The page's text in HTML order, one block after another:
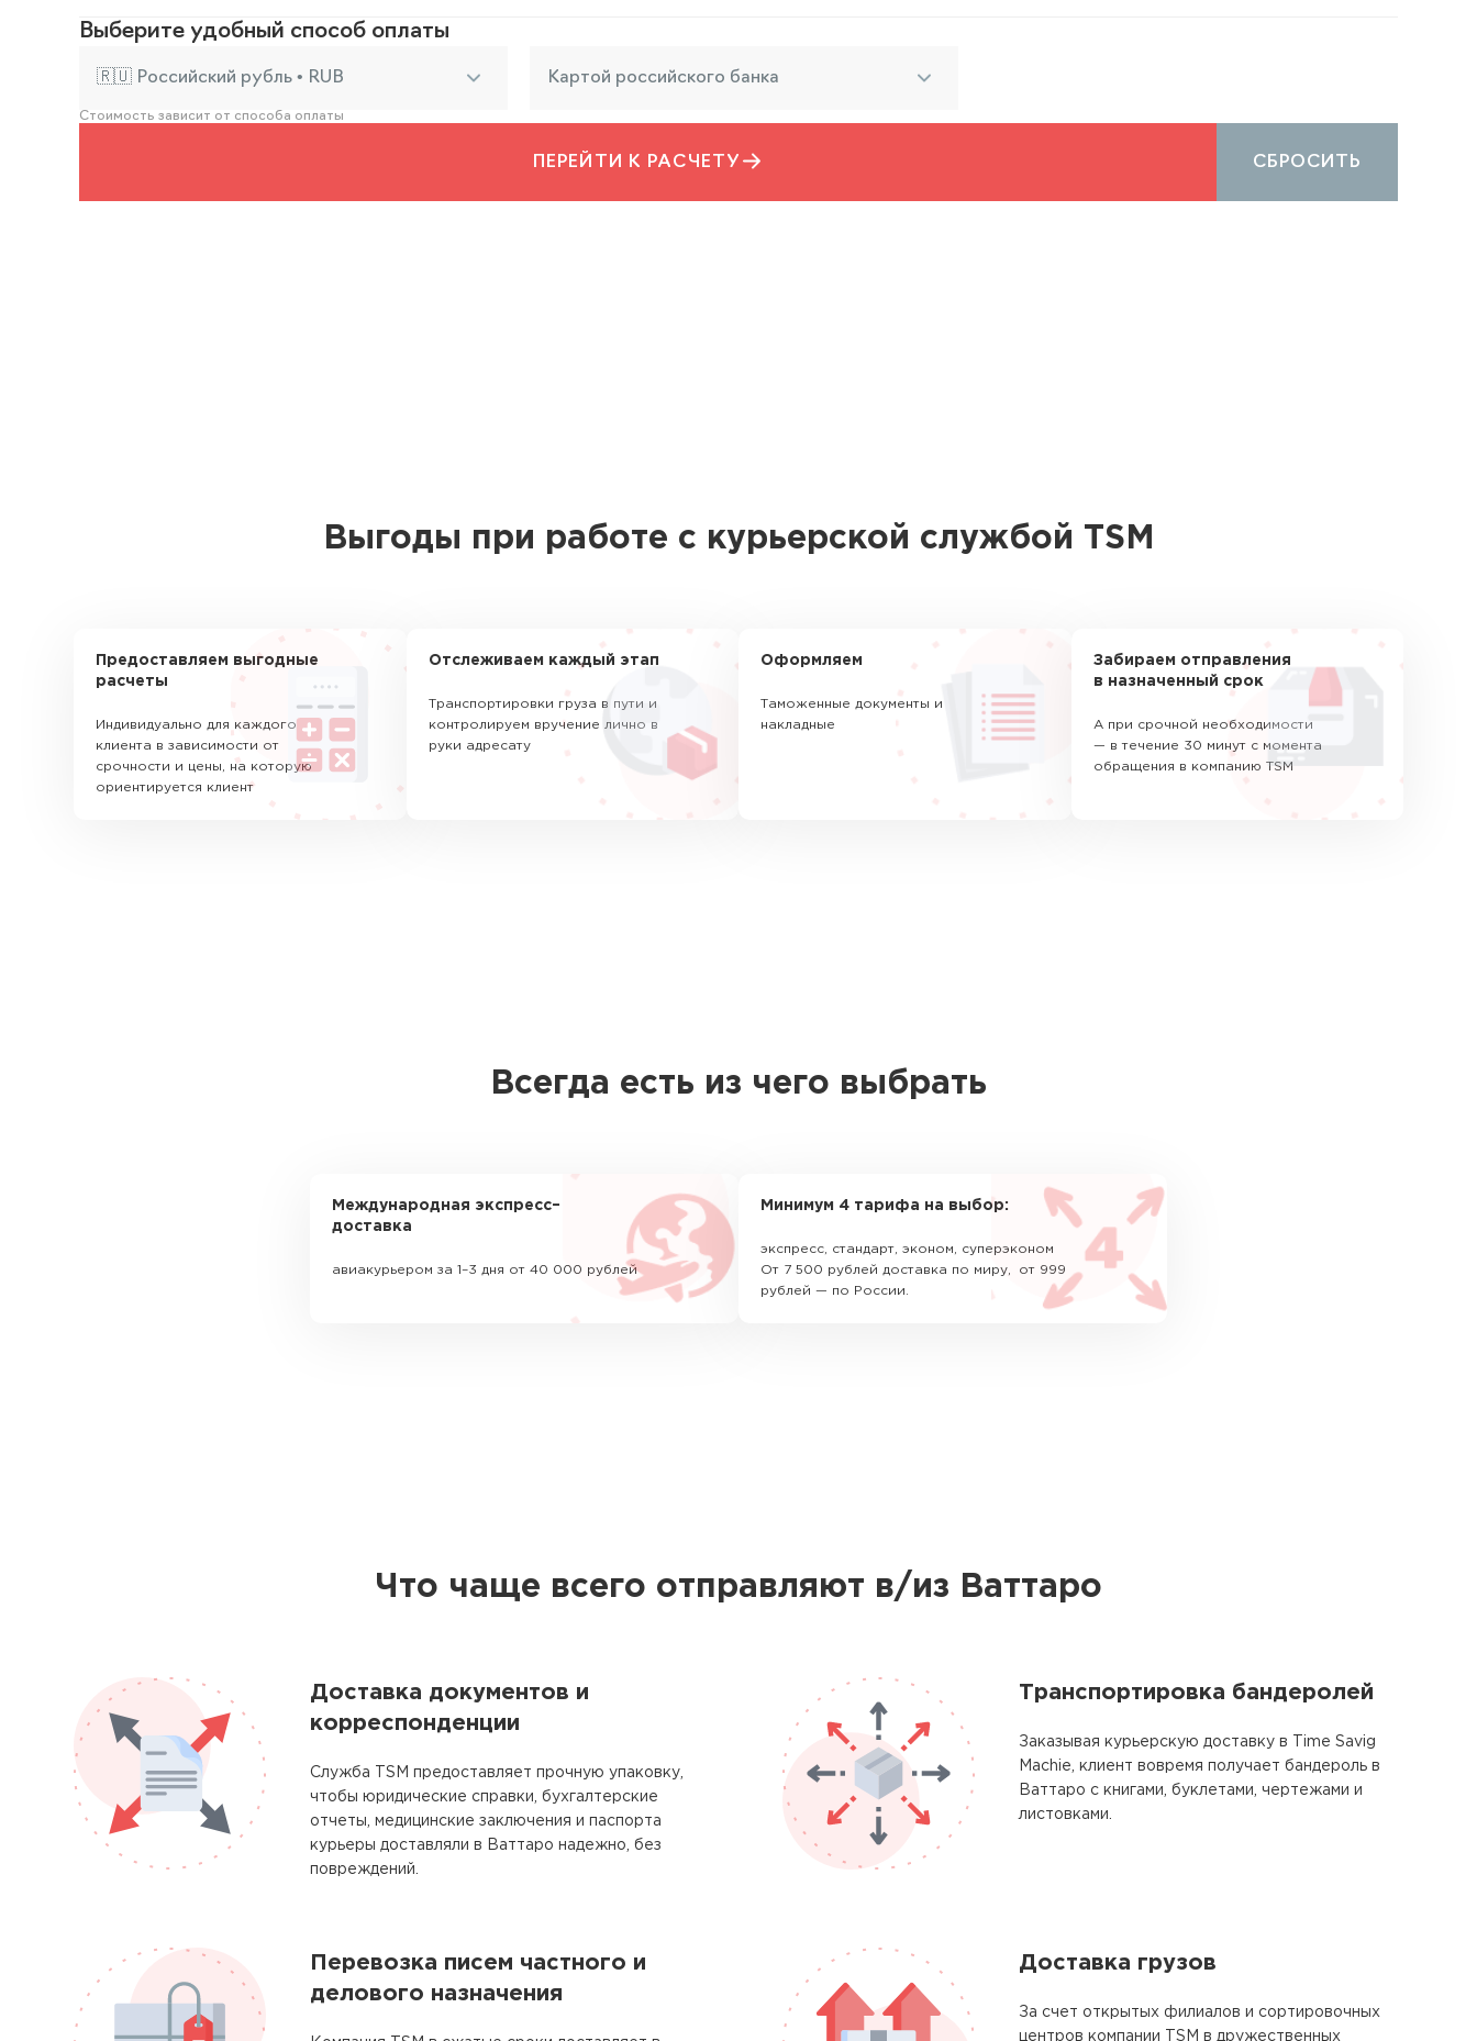
Выберите удобный способ оплаты
🇷🇺 Российский рубль • RUB Картой российского банка
Стоимость зависит от способа оплаты
ПЕРЕЙТИ К РАСЧЕТУ СБРОСИТЬ
Выгоды при работе с курьерской службой TSM
Предоставляем выгодные
расчеты
Индивидуально для каждого
клиента в зависимости от
срочности и цены, на которую
ориентируется клиент
Отслеживаем каждый этап
Транспортировки груза в пути и
контролируем вручение лично в
руки адресату
Оформляем
Таможенные документы и
накладные
Забираем отправления
в назначенный срок
А при срочной необходимости
— в течение 30 минут с момента
обращения в компанию TSM
Всегда есть из чего выбрать
Международная экспресс–
доставка
авиакурьером за 1–3 дня от 40 000 рублей
Минимум 4 тарифа на выбор:
экспресс, стандарт, эконом, суперэконом
От 7 500 рублей доставка по миру, от 999
рублей — по России.
Что чаще всего отправляют в/из Ваттаро
Доставка документов и
корреспонденции
Служба TSM предоставляет прочную упаковку,
чтобы юридические справки, бухгалтерские
отчеты, медицинские заключения и паспорта
курьеры доставляли в Ваттаро надежно, без
повреждений.
Транспортировка бандеролей
Заказывая курьерскую доставку в Time Savig
Machie, клиент вовремя получает бандероль в
Ваттаро с книгами, буклетами, чертежами и
листовками.
Перевозка писем частного и
делового назначения
Доставка грузов
За счет открытых филиалов и сортировочных
центров компании TSM в дружественных